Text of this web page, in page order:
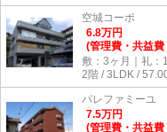
空城コーポ
6.8万円
(管理費・共益費
敷：3ヶ月｜礼：
2階 / 3LDK /
パレファミーユ
7.5万円
(管理費・共益費